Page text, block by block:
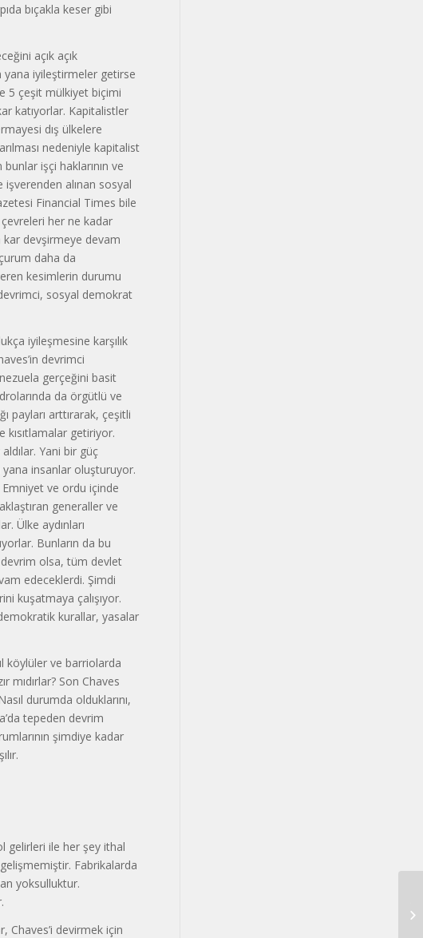
bıçakla keser gibi
açık açık
yana iyileştirmeler getirse
5 çeşit mülkiyet biçimi
katıyorlar. Kapitalistler
dış ülkelere
nedeniyle kapitalist
işçi haklarının ve
işverenden alınan sosyal
Financial Times bile
çevreleri her ne kadar
kar devşirmeye devam
daha da
kesimlerin durumu
sosyal demokrat
iyileşmesine karşılık
devrimci
gerçeğini basit
da örgütlü ve
payları arttırarak, çeşitli
getiriyor.
Yani bir güç
yana insanlar oluşturuyor.
Emniyet ve ordu içinde
generaller ve
Ülke aydınları
Bunların da bu
devrim olsa, tüm devlet
edeceklerdi. Şimdi
kuşatmaya çalışıyor.
kurallar, yasalar
köylüler ve barriolarda
mıdırlar? Son Chaves
durumda olduklarını,
tepeden devrim
şimdiye kadar
gelirleri ile her şey ithal
Fabrikalarda
yoksulluktur.
Chaves’i devirmek için